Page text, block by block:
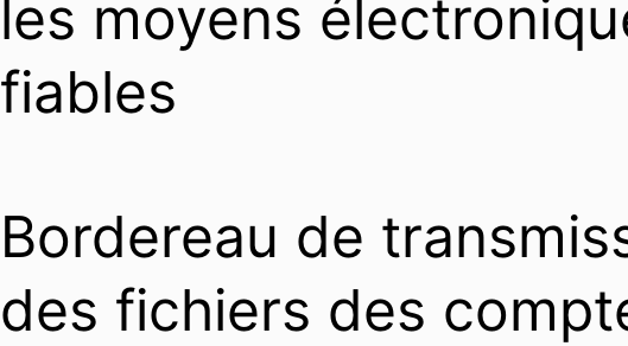
les moyens
fiables
Bordereau de
des fichiers des